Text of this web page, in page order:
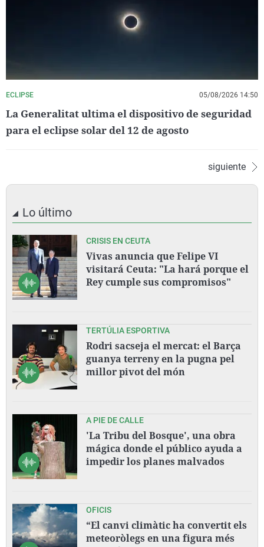
ECLIPSE 05/08/2026 14:50
La Generalitat ultima el dispositivo de seguridad
para el eclipse solar del 12 de agosto
siguiente
Lo último
CRISIS EN CEUTA
Vivas anuncia que Felipe VI
visitará Ceuta: "La hará porque el
Rey cumple sus compromisos"
TERTÚLIA ESPORTIVA
Rodri sacseja el mercat: el Barça
guanya terreny en la pugna pel
millor pivot del món
A PIE DE CALLE
'La Tribu del Bosque', una obra
mágica donde el público ayuda a
impedir los planes malvados
OFICIS
“El canvi climàtic ha convertit els
meteoròlegs en una figura més